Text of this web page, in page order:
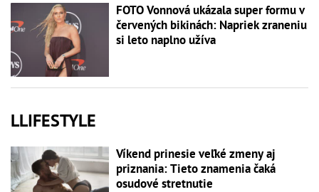
FOTO Vonnová ukázala super formu v
červených bikinách: Napriek zraneniu
si leto naplno užíva
LLIFESTYLE
Víkend prinesie veľké zmeny aj
priznania: Tieto znamenia čaká
osudové stretnutie